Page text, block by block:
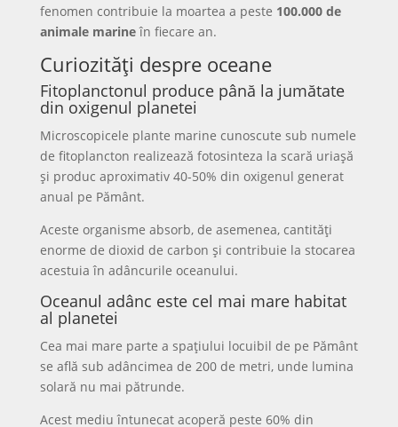
fenomen contribuie la moartea a peste 100.000 de
animale marineîn fiecare an.
Curiozități despre oceane
Fitoplanctonul produce până la jumătate
din oxigenul planetei
Microscopicele plante marine cunoscute sub numele
de fitoplancton realizează fotosinteza la scară uriașă
și produc aproximativ 40-50% din oxigenul generat
anual pe Pământ.
Aceste organisme absorb, de asemenea, cantități
enorme de dioxid de carbon și contribuie la stocarea
acestuia în adâncurile oceanului.
Oceanul adânc este cel mai mare habitat
al planetei
Cea mai mare parte a spațiului locuibil de pe Pământ
se află sub adâncimea de 200 de metri, unde lumina
solară nu mai pătrunde.
Acest mediu întunecat acoperă peste 60% din